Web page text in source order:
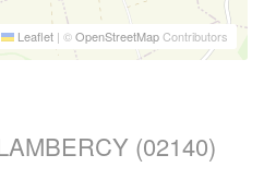
Leaflet | ©OpenStreetMapContributors
(02140)